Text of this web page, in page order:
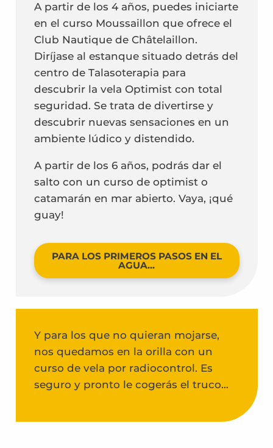
A partir de los 4 años, puedes iniciarte
en el curso Moussaillon que ofrece el
Club Nautique de Châtelaillon.
Diríjase al estanque situado detrás del
centro de Talasoterapia para
descubrir la vela Optimist con total
seguridad. Se trata de divertirse y
descubrir nuevas sensaciones en un
ambiente lúdico y distendido.
A partir de los 6 años, podrás dar el
salto con un curso de optimist o
catamarán en mar abierto. Vaya, ¡qué
guay!
PARA LOS PRIMEROS PASOS EN EL
AGUA...
Y para los que no quieran mojarse,
nos quedamos en la orilla con un
curso de vela por radiocontrol. Es
seguro y pronto le cogerás el truco…